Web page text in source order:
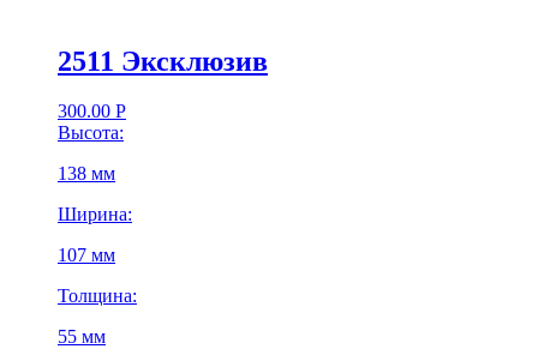
2511 Эксклюзив
300.00 Р
Высота:
138 мм
Ширина:
107 мм
Толщина:
55 мм